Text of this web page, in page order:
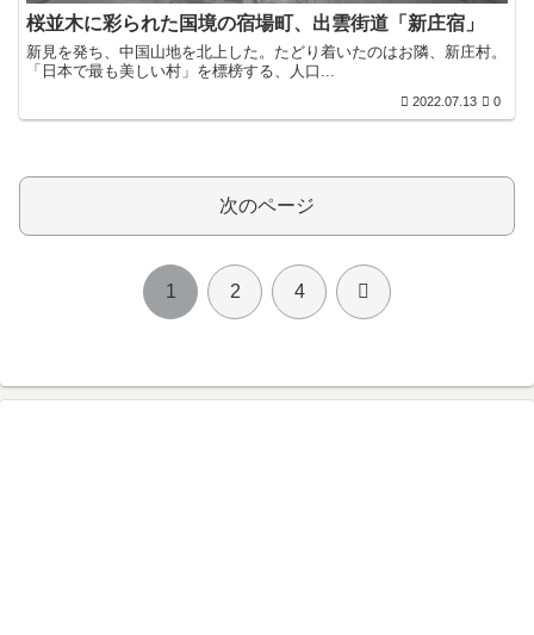
桜並木に彩られた国境の宿場町、出雲街道「新庄宿」
新見を発ち、中国山地を北上した。たどり着いたのはお隣、新庄村。
「日本で最も美しい村」を標榜する、人口...
2022.07.13 0
次のページ
1 2 4 次